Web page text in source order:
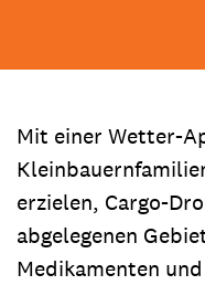
Mit einer Wetter-
erzielen, Cargo-
abgelegenen
Medikamenten